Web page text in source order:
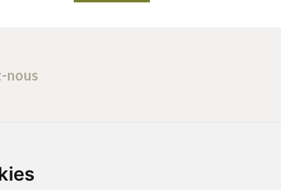
nous
- Click & Collect
Relais